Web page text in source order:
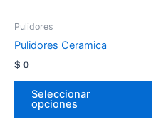
Pulidores
Pulidores Ceramica
$ 0
Seleccionar
opciones